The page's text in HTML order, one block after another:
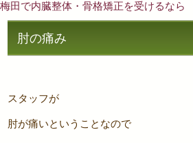
梅田で内臓整体・骨格矯正を受けるな
肘の痛み
スタッフが
肘が痛いということなので